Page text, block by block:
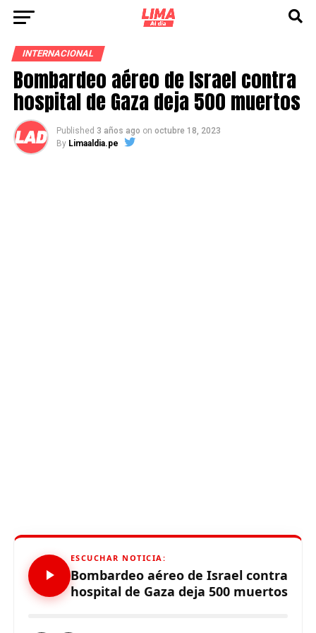
INTERNACIONAL
Bombardeo aéreo de Israel contra
hospital de Gaza deja 500 muertos
Published 3 años ago on octubre 18, 2023
By Limaaldia.pe
ESCUCHAR NOTICIA:
Bombardeo aéreo de Israel contra
hospital de Gaza deja 500 muertos